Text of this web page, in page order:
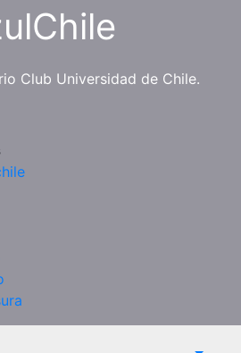
Club Universidad de Chile.